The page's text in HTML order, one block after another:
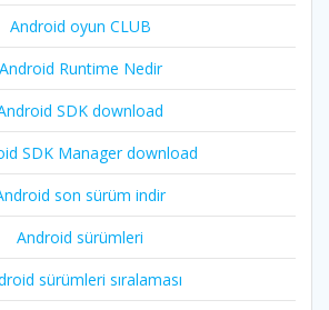
Android oyun CLUB
Android Runtime Nedir
SDK download
SDK Manager download
son sürüm indir
Android sürümleri
sürümleri sıralaması